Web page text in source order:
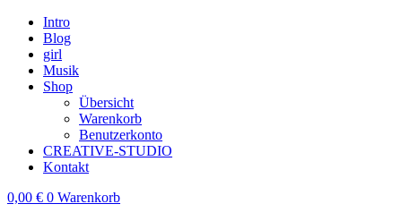
Intro
Blog
girl
Musik
Shop
Übersicht
Warenkorb
Benutzerkonto
CREATIVE-STUDIO
Kontakt
0,00 € 0 Warenkorb